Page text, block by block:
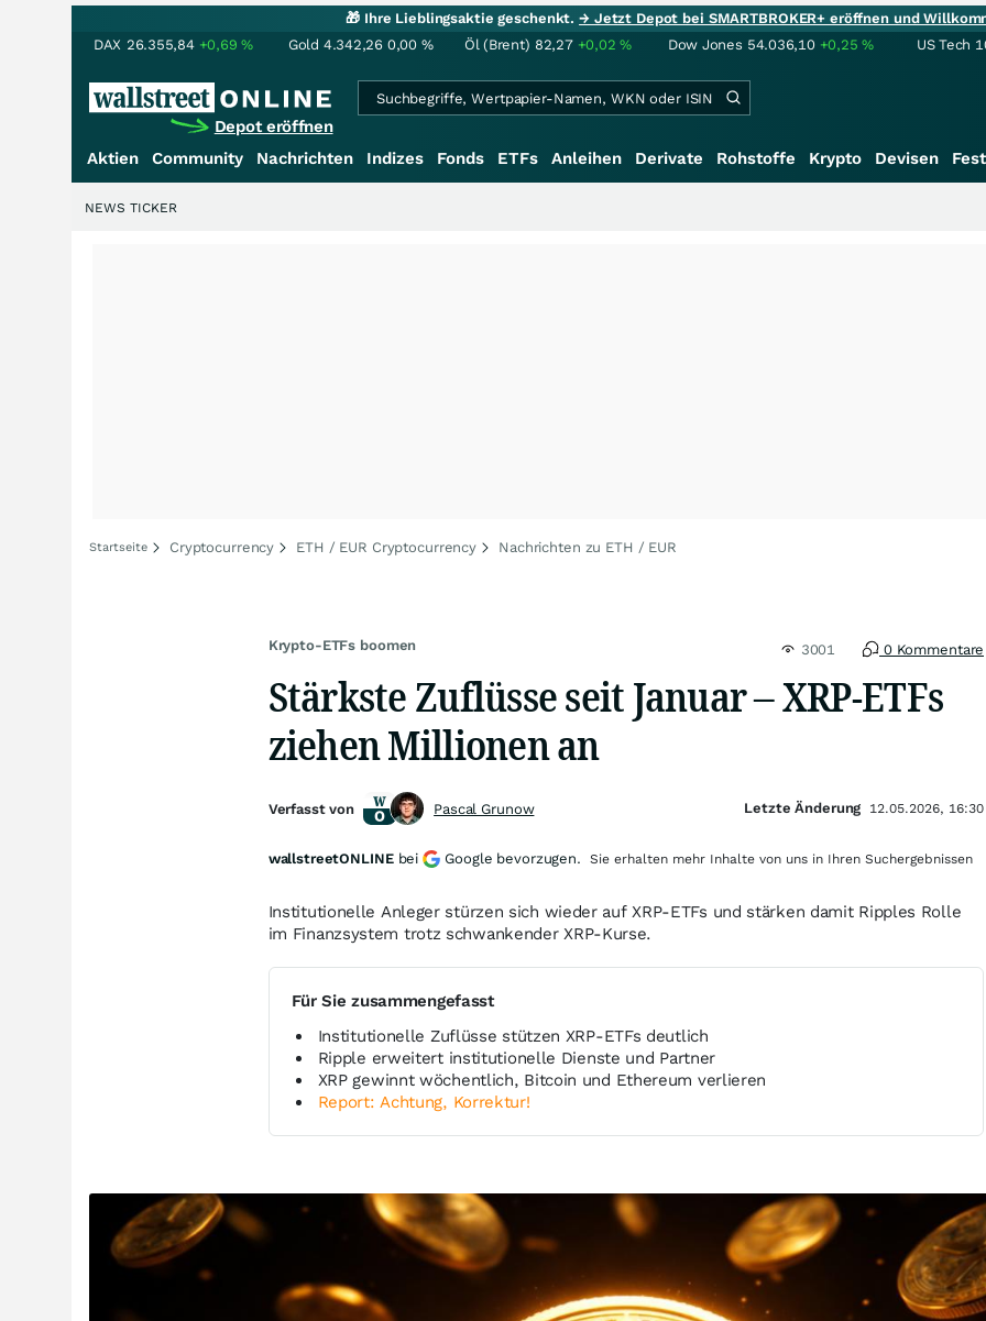
🎁 Ihre Lieblingsaktie geschenkt.→ Jetzt Depot bei SMARTBROKER+ eröffnen und
DAX 26.355,84 +0,69% Gold 4.342,26 0,00 % Öl (Brent) 82,27 +0,02% Dow Jones 54.036,10 +0,25% US Tech
Depot eröffnen
Aktien Community Nachrichten Indizes Fonds ETFs Anleihen Derivate Rohstoffe Krypto Devisen
Saga
NEWS TICKER
Startseite Cryptocurrency ETH / EUR Cryptocurrency Nachrichten zu ETH / EUR
Krypto-ETFs boomen 3001 0 Kommentare
Stärkste Zuflüsse seit Januar – XRP-ETFs
ziehen Millionen an
Institutionelle Anleger stürzen sich wieder auf XRP-ETFs und stärken damit Ripples Rolle
im Finanzsystem trotz schwankender XRP-Kurse.
Für Sie zusammengefasst
Institutionelle Zuflüsse stützen XRP-ETFs deutlich
Ripple erweitert institutionelle Dienste und Partner
XRP gewinnt wöchentlich, Bitcoin und Ethereum verlieren
Report: Achtung, Korrektur!
Verfasst von Pascal Grunow Letzte Änderung 12.05.2026, 16:30
wallstreetONLINE bei Google bevorzugen. Sie erhalten mehr Inhalte von uns in Ihren Suchergebnissen